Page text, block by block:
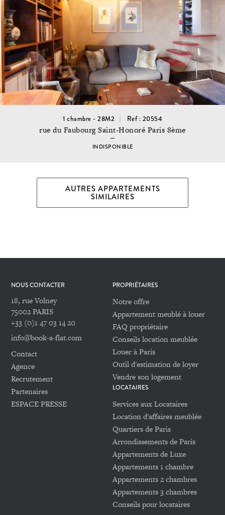
1 chambre - 28M2 Ref : 20554
rue du Faubourg Saint-Honoré Paris 8ème
INDISPONIBLE
AUTRES APPARTEMENTS
SIMILAIRES
NOUS CONTACTER
18, rue Volney
75002 PARIS
+33 (0)1 47 03 14 20
info@book-a-flat.com
Contact
Agence
Recrutement
Partenaires
ESPACE PRESSE
PROPRIÉTAIRES
Notre offre
Appartement meublé à louer
FAQ propriétaire
Conseils location meublée
Louer à Paris
Outil d'estimation de loyer
Vendre son logement
LOCATAIRES
Services aux Locataires
Location d'affaires meublée
Quartiers de Paris
Arrondissements de Paris
Appartements de Luxe
Appartements 1 chambre
Appartements 2 chambres
Appartements 3 chambres
Conseils pour locataires